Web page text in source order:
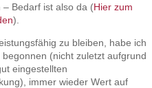
Bedarf ist also da (Hier zum
).
zu bleiben, habe ich
(nicht zuletzt aufgrund
eingestellten
immer wieder Wert auf